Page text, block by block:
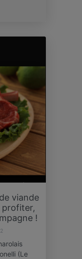
viande
profiter,
!
2
(Le